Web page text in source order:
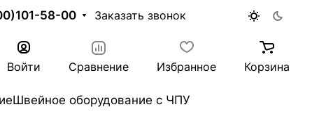
58-00 Заказать звонок
Войти Сравнение Избранное Корзина
Швейное оборудование с ЧПУ